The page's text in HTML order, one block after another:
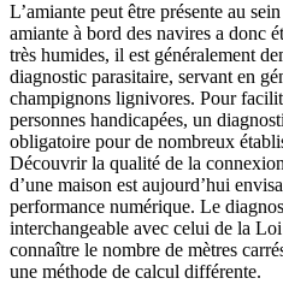
L’amiante peut être présente au
amiante à bord des navires a donc
très humides, il est généralement
diagnostic parasitaire, servant en
champignons lignivores. Pour
personnes handicapées, un
obligatoire pour de nombreux
Découvrir la qualité de la
d’une maison est aujourd’hui
performance numérique. Le
interchangeable avec celui de la
connaître le nombre de mètres
une méthode de calcul différente.